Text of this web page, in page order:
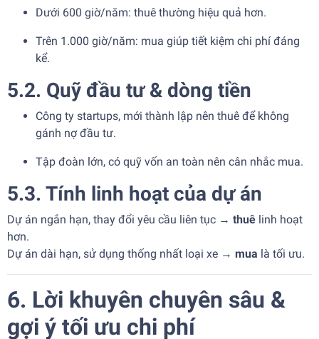
Dưới 600 giờ/năm: thuê thường hiệu quả hơn.
Trên 1.000 giờ/năm: mua giúp tiết kiệm chi phí đáng
kể.
5.2. Quỹ đầu tư & dòng tiền
Công ty startups, mới thành lập nên thuê để không
gánh nợ đầu tư.
Tập đoàn lớn, có quỹ vốn an toàn nên cân nhắc mua.
5.3. Tính linh hoạt của dự án
Dự án ngắn hạn, thay đổi yêu cầu liên tục → thuê linh hoạt
hơn.
Dự án dài hạn, sử dụng thống nhất loại xe → mua là tối ưu.
6. Lời khuyên chuyên sâu &
gợi ý tối ưu chi phí